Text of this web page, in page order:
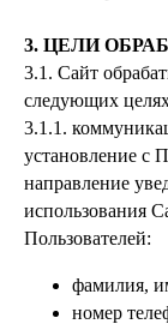
3. ЦЕЛИ
3.1. Сайт
следующих
3.1.1.
установление с
направление
использования
Пользователей:
фамилия,
номер